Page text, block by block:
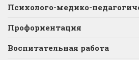
Психолого-медико-
Профориентация
Воспитательная работа